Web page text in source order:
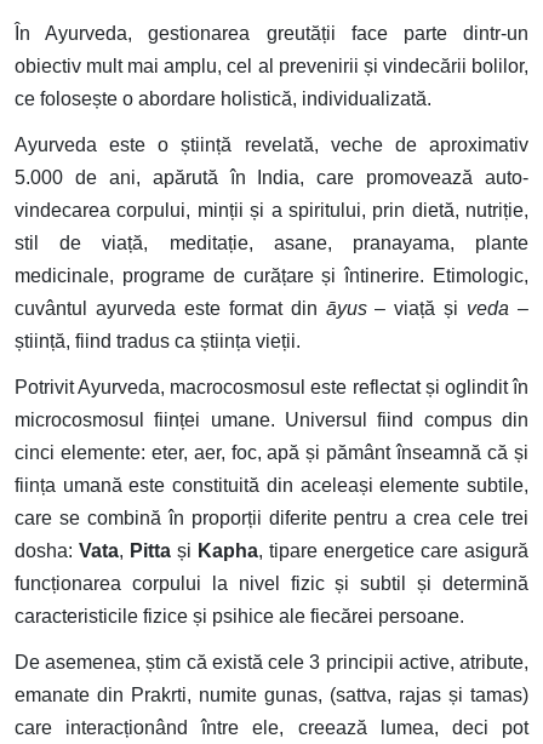
În Ayurveda, gestionarea greutății face parte dintr-un
obiectiv mult mai amplu, cel al prevenirii și vindecării bolilor,
ce folosește o abordare holistică, individualizată.
Ayurveda este o știință revelată, veche de aproximativ
5.000 de ani, apărută în India, care promovează auto-
vindecarea corpului, minții și a spiritului, prin dietă, nutriție,
stil de viață, meditație, asane, pranayama, plante
medicinale, programe de curățare și întinerire. Etimologic,
cuvântul ayurveda este format din āyus– viață și veda –
știință, fiind tradus ca știința vieții.
Potrivit Ayurveda, macrocosmosul este reflectat și oglindit în
microcosmosul ființei umane. Universul fiind compus din
cinci elemente: eter, aer, foc, apă și pământ înseamnă că și
ființa umană este constituită din aceleași elemente subtile,
care se combină în proporții diferite pentru a crea cele trei
dosha: Vata, Pitta și Kapha, tipare energetice care asigură
funcționarea corpului la nivel fizic și subtil și determină
caracteristicile fizice și psihice ale fiecărei persoane.
De asemenea, știm că există cele 3 principii active, atribute,
emanate din Prakrti, numite gunas, (sattva, rajas și tamas)
care interacționând între ele, creează lumea, deci pot